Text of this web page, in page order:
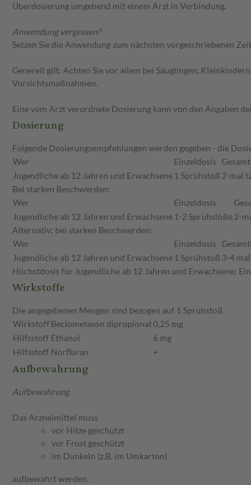
Überdosierung umgehend mit einem Arzt in Verbindung.
Anwendung vergessen?
Setzen Sie die Anwendung zum nächsten vorgeschriebenen
Generell gilt: Achten Sie vor allem bei Säuglingen,
Vorsichtsmaßnahmen.
Eine vom Arzt verordnete Dosierung kann von den Angaben
Dosierung
Folgende Dosierungsempfehlungen werden gegeben - die
Wer
Einzeldosis
Jugendliche ab 12 Jahren und Erwachsene 1 Sprühstoß 2-mal
Bei starken Beschwerden:
Wer
Einzeldosis
Jugendliche ab 12 Jahren und Erwachsene 1-2 Sprühstöße2-
Alternativ: bei starken Beschwerden:
Wer
Einzeldosis
Jugendliche ab 12 Jahren und Erwachsene 1 Sprühstoß 3-4
Höchstdosis für Jugendliche ab 12 Jahren und Erwachsene:
Wirkstoffe
Die angegebenen Mengen sind bezogen auf 1 Sprühstoß
WirkstoffBeclometason dipropionat0,25 mg
Hilfsstoff Ethanol
6 mg
Hilfsstoff Norfluran +
Aufbewahrung
Aufbewahrung
Das Arzneimittel muss
vor Hitze geschützt
vor Frost geschützt
im Dunkeln (z.B. im Umkarton)
aufbewahrt werden.